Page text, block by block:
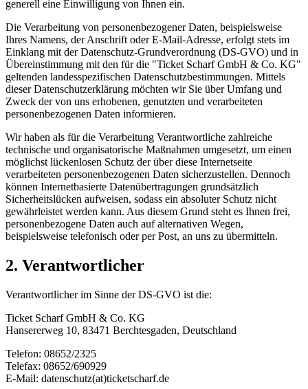
generell eine Einwilligung von Ihnen ein.
Die Verarbeitung von personenbezogener Daten, beispielsweise
Ihres Namens, der Anschrift oder E-Mail-Adresse, erfolgt stets im
Einklang mit der Datenschutz-Grundverordnung (DS-GVO) und in
Übereinstimmung mit den für die "Ticket Scharf GmbH & Co. KG"
geltenden landesspezifischen Datenschutzbestimmungen. Mittels
dieser Datenschutzerklärung möchten wir Sie über Umfang und
Zweck der von uns erhobenen, genutzten und verarbeiteten
personenbezogenen Daten informieren.
Wir haben als für die Verarbeitung Verantwortliche zahlreiche
technische und organisatorische Maßnahmen umgesetzt, um einen
möglichst lückenlosen Schutz der über diese Internetseite
verarbeiteten personenbezogenen Daten sicherzustellen. Dennoch
können Internetbasierte Datenübertragungen grundsätzlich
Sicherheitslücken aufweisen, sodass ein absoluter Schutz nicht
gewährleistet werden kann. Aus diesem Grund steht es Ihnen frei,
personenbezogene Daten auch auf alternativen Wegen,
beispielsweise telefonisch oder per Post, an uns zu übermitteln.
2. Verantwortlicher
Verantwortlicher im Sinne der DS-GVO ist die:
Ticket Scharf GmbH & Co. KG
Hansererweg 10, 83471 Berchtesgaden, Deutschland
Telefon: 08652/2325
Telefax: 08652/690929
E-Mail: datenschutz(at)ticketscharf.de